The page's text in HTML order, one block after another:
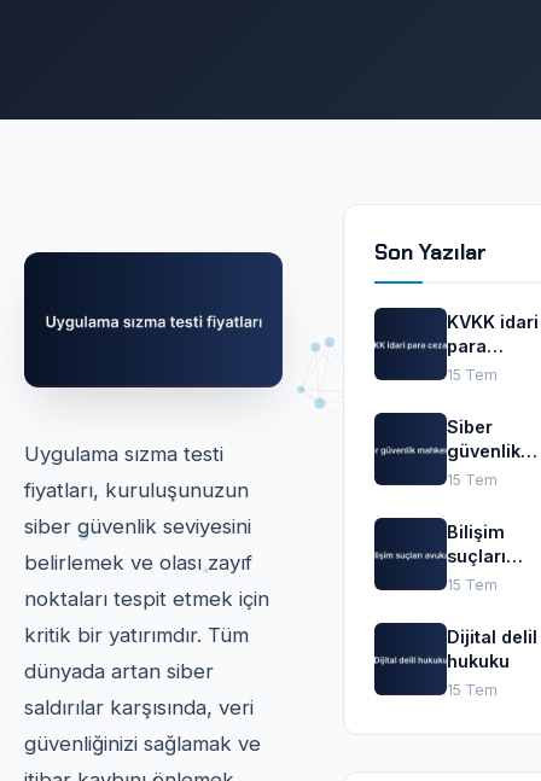
Uygulama sızma testi
fiyatları, kuruluşunuzun
siber güvenlik seviyesini
belirlemek ve olası zayıf
noktaları tespit etmek için
kritik bir yatırımdır. Tüm
dünyada artan siber
saldırılar karşısında, veri
güvenliğinizi sağlamak ve
Son Yazılar
KVKK idari
para
cezaları
15 Tem
Siber
güvenlik
15 Tem
Bilişim
suçları
avukatı
15 Tem
Dijital delil
hukuku
15 Tem